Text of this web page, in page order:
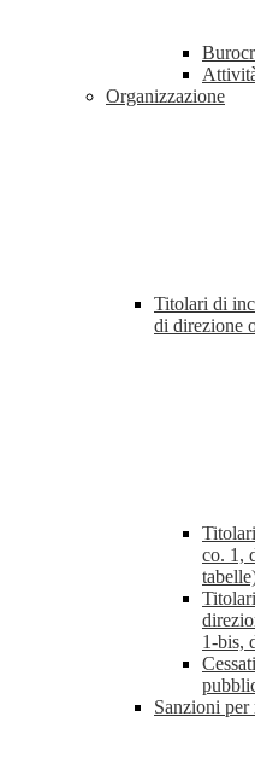
Organizzazione
Titolari di
di direzione
co. 1,
1-bis,
Sanzioni per